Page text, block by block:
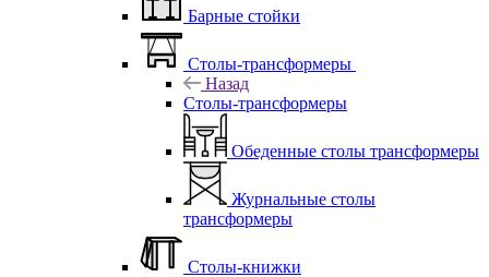
Барные стойки
Столы-трансформеры
Назад
Столы-трансформеры
Обеденные столы трансформеры
Журнальные столы
трансформеры
Столы-книжки